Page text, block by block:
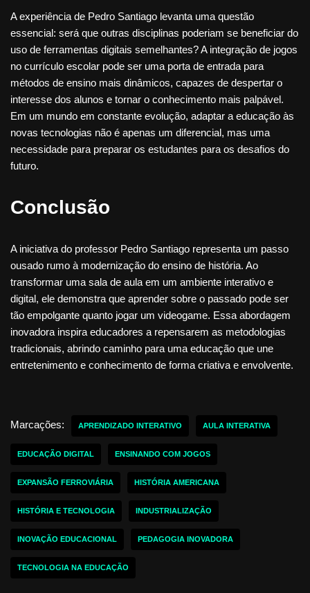
A experiência de Pedro Santiago levanta uma questão
essencial: será que outras disciplinas poderiam se beneficiar do
uso de ferramentas digitais semelhantes? A integração de jogos
no currículo escolar pode ser uma porta de entrada para
métodos de ensino mais dinâmicos, capazes de despertar o
interesse dos alunos e tornar o conhecimento mais palpável.
Em um mundo em constante evolução, adaptar a educação às
novas tecnologias não é apenas um diferencial, mas uma
necessidade para preparar os estudantes para os desafios do
futuro.
Conclusão
A iniciativa do professor Pedro Santiago representa um passo
ousado rumo à modernização do ensino de história. Ao
transformar uma sala de aula em um ambiente interativo e
digital, ele demonstra que aprender sobre o passado pode ser
tão empolgante quanto jogar um videogame. Essa abordagem
inovadora inspira educadores a repensarem as metodologias
tradicionais, abrindo caminho para uma educação que une
entretenimento e conhecimento de forma criativa e envolvente.
Marcações: APRENDIZADO INTERATIVO AULA INTERATIVA
EDUCAÇÃO DIGITAL ENSINANDO COM JOGOS
EXPANSÃO FERROVIÁRIA HISTÓRIA AMERICANA
HISTÓRIA E TECNOLOGIA INDUSTRIALIZAÇÃO
INOVAÇÃO EDUCACIONAL PEDAGOGIA INOVADORA
TECNOLOGIA NA EDUCAÇÃO